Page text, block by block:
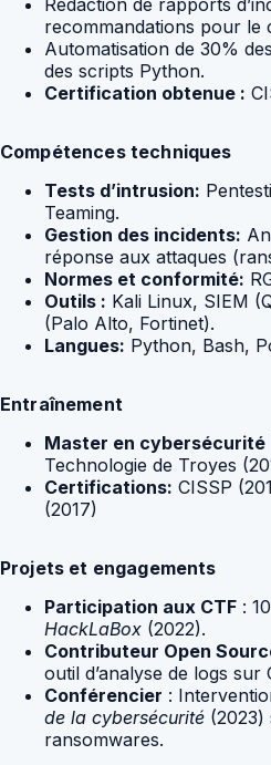
Rédaction de rapports
recommandations pour le
Automatisation de 30%
des scripts Python.
Certification obtenue :
Compétences techniques
Tests d’intrusion:
Teaming.
Gestion des incidents:
réponse aux attaques
Normes et conformité:
Outils : Kali Linux, SIEM
(Palo Alto, Fortinet).
Langues: Python, Bash,
Entraînement
Master en cybersécurité
Technologie de Troyes
Certifications: CISSP
(2017)
Projets et engagements
Participation aux CTF :
HackLaBox (2022).
Contributeur Open
outil d’analyse de logs
Conférencier :
de la cybersécurité (2023)
ransomwares.